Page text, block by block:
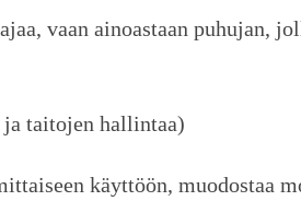
vaan ainoastaan puhujan,
ja taitojen hallintaa)
käyttöön, muodostaa